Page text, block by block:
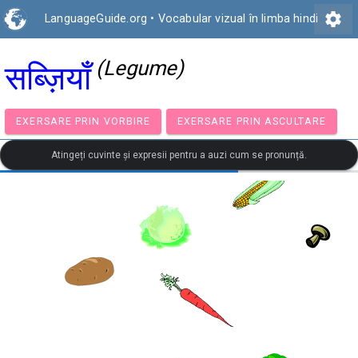
LanguageGuide.org • Vocabular vizual în limba hindi settings
सब्ज़ियाँ (Legume)
EXERSARE PRIN VORBIRE EXERSARE PRIN
Atingeți cuvinte și expresii pentru a auzi cum se pronunță.